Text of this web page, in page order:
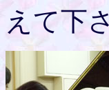
えて下